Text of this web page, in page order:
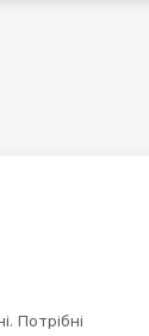
Потрібні